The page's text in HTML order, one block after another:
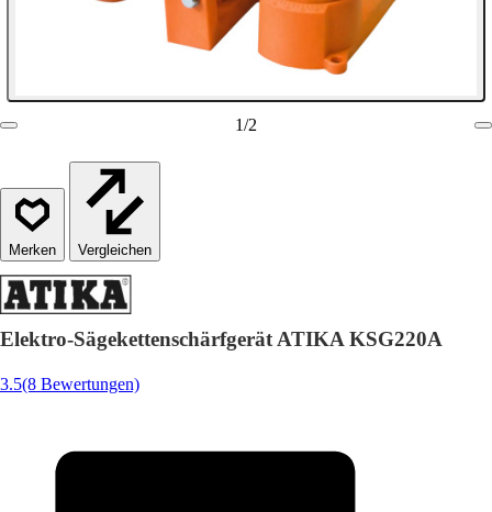
1/2
Vergleichen
Elektro-Sägekettenschärfgerät ATIKA KSG220A
3.5(8 Bewertungen)